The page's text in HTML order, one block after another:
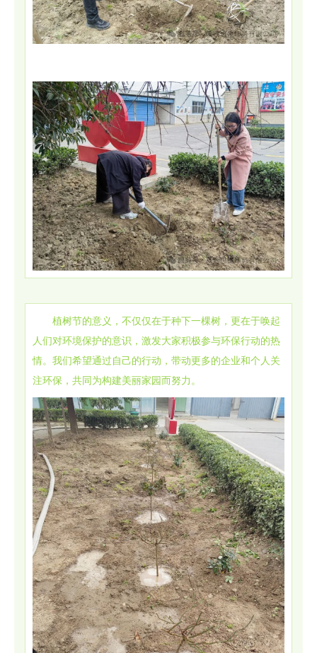
植树节的意义，不仅仅在于种下一棵树，更在于唤起
人们对环境保护的意识，激发大家积极参与环保行动的热
情。我们希望通过自己的行动，带动更多的企业和个人关
注环保，共同为构建美丽家园而努力。